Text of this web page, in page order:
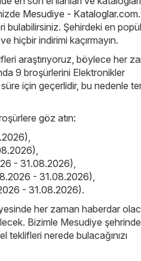
Mesudiye -
bulabilirsiniz. Şehirdeki en
hiçbir indirimi kaçırmayın.
araştırıyoruz, böylece her
9 broşürlerini Elektronikler
süre için geçerlidir, bu nedenle
göz atın:
,
,
- 31.08.2026),
- 31.08.2026),
- 31.08.2026).
her zaman haberdar
Bizimle Mesudiye
nerede bulacağınızı